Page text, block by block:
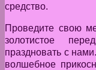
средство.
Проведите свою
золотистое
праздновать с
волшебное